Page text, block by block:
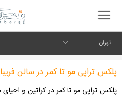
تهران
پلکس تراپی مو تا کمر در سالن فریبا